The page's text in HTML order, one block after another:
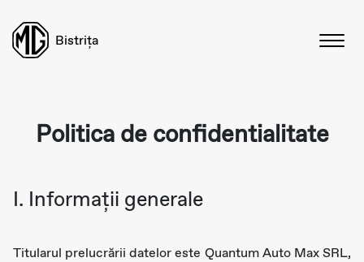
Bistrița
Politica de confidentialitate
I. Informaţii generale
Titularul prelucrării datelor este Quantum Auto Max SRL,